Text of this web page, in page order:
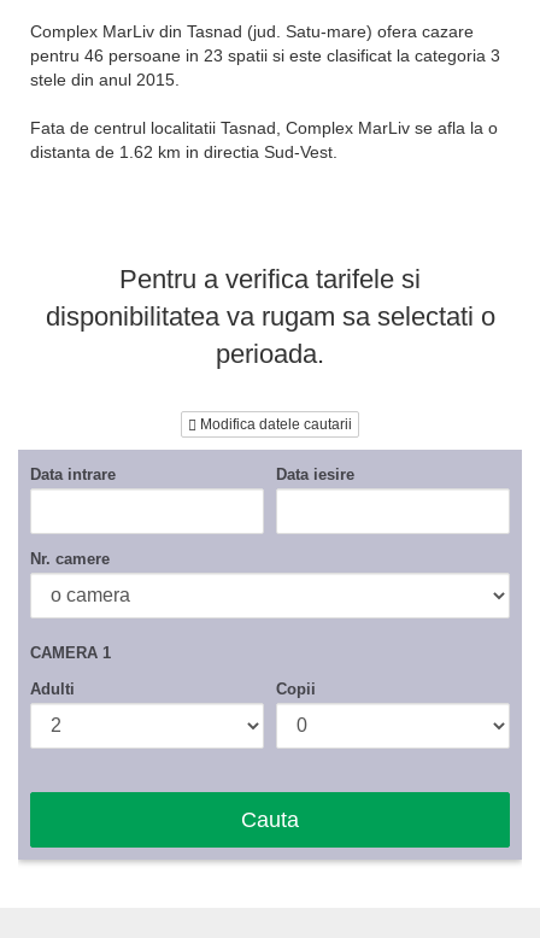
Complex MarLiv din Tasnad (jud. Satu-mare) ofera cazare
pentru 46 persoane in 23 spatii si este clasificat la categoria 3
stele din anul 2015.
Fata de centrul localitatii Tasnad, Complex MarLiv se afla la o
distanta de 1.62 km in directia Sud-Vest.
pot beneficia:
- Aparat de preparare a ceaiului/cafelei in toate camerele
distantele specificate sunt in linie dreapta.
Pentru a verifica tarifele si
disponibilitatea va rugam sa selectati o
perioada.
Modifica datele cautarii
Data intrare Data iesire
Nr. camere
CAMERA 1
Adulti
Copii
Cauta